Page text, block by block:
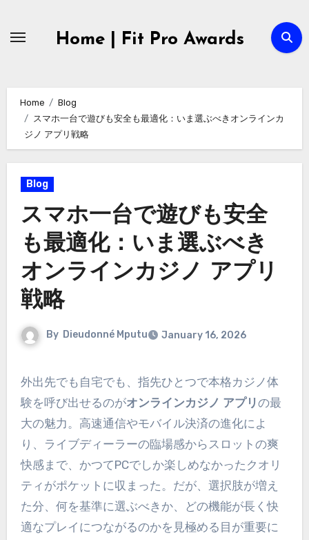
Home | Fit Pro Awards
Home
Blog
スマホ一台で遊びも安全も最適化：いま選ぶべきオンラインカ
ジノ アプリ戦略
Blog
スマホ一台で遊びも安全
も最適化：いま選ぶべき
オンラインカジノ アプリ
戦略
By Dieudonné Mputu January 16, 2026
外出先でも自宅でも、指先ひとつで本格カジノ体
験を呼び出せるのがオンラインカジノ アプリの最
大の魅力。高速通信やモバイル決済の進化によ
り、ライブディーラーの臨場感からスロットの爽
快感まで、かつてPCでしか楽しめなかったクオリ
ティがポケットに収まった。だが、選択肢が増え
た分、何を基準に選ぶべきか、どの機能が長く快
適なプレイにつながるのかを見極める目が重要に